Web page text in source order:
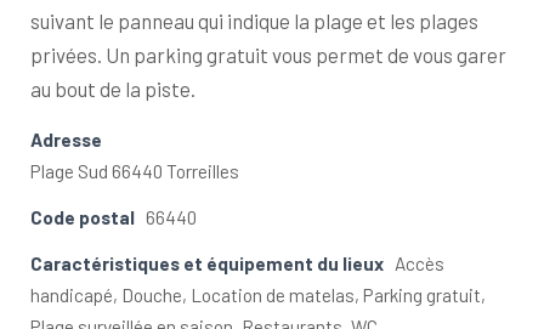
suivant le panneau qui indique la plage et les plages
privées. Un parking gratuit vous permet de vous garer
au bout de la piste.
Adresse
Plage Sud 66440 Torreilles
Code postal 66440
Caractéristiques et équipement du lieux Accès
handicapé, Douche, Location de matelas, Parking gratuit,